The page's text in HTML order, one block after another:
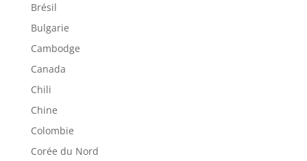
Brésil
Bulgarie
Cambodge
Canada
Chili
Chine
Colombie
Corée du Nord